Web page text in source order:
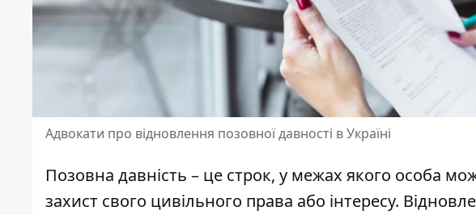
Адвокати про відновлення позовної давності в Україні
Позовна давність – це строк, у межах якого особа
захист свого цивільного права або інтересу.